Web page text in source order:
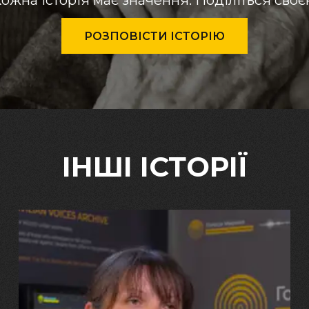
РОЗПОВІСТИ ІСТОРІЮ
ІНШІ ІСТОРІЇ